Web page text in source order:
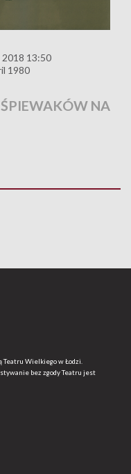
2018 13:50
1980
NA
Wielkiego w Łodzi.
bez zgody Teatru jest